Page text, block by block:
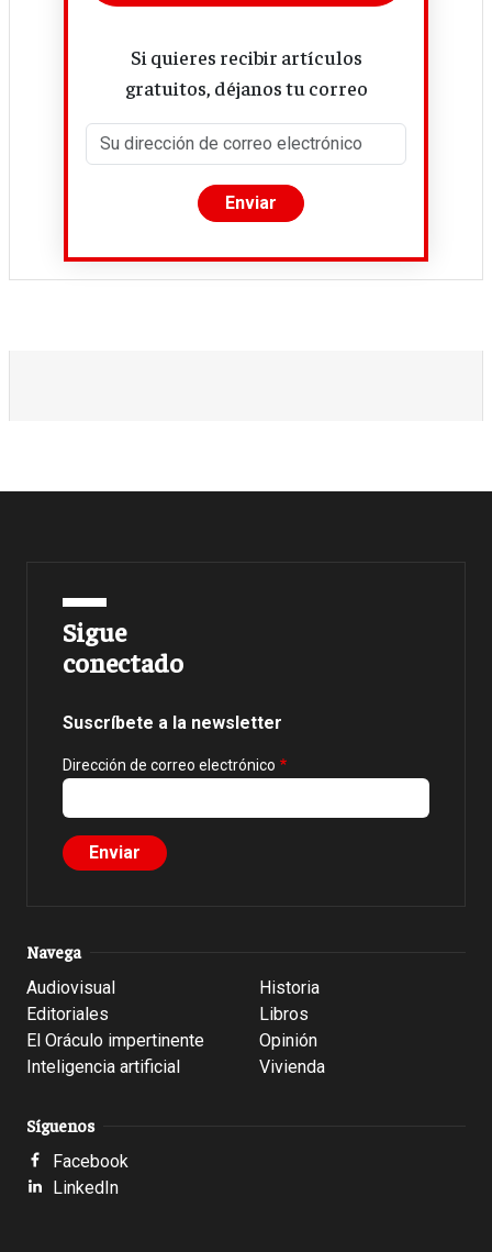
Si quieres recibir artículos
gratuitos, déjanos tu correo
Sigue
conectado
Suscríbete a la newsletter
Dirección de correo electrónico
Navega
Audiovisual
Editoriales
El Oráculo impertinente
Inteligencia artificial
Historia
Libros
Opinión
Vivienda
Síguenos
Facebook
LinkedIn